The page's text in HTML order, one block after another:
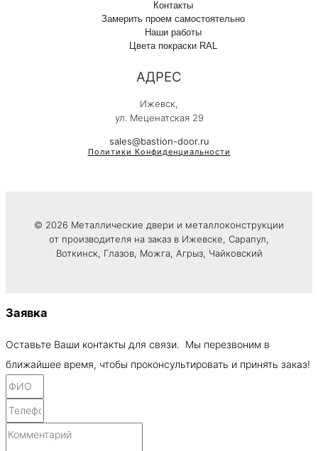
Контакты
Замерить проем самостоятельно
Наши работы
Цвета покраски RAL
АДРЕС
Ижевск,
ул. Меценатская 29
sales@bastion-door.ru
Политики Конфиденциальности
© 2026 Металлические двери и металлоконструкции
от производителя на заказ в Ижевске, Сарапул,
Воткинск, Глазов, Можга, Агрыз, Чайковский
Заявка
Оставьте Ваши контакты для связи. Мы перезвоним в
ближайшее время, чтобы проконсультировать и принять заказ!